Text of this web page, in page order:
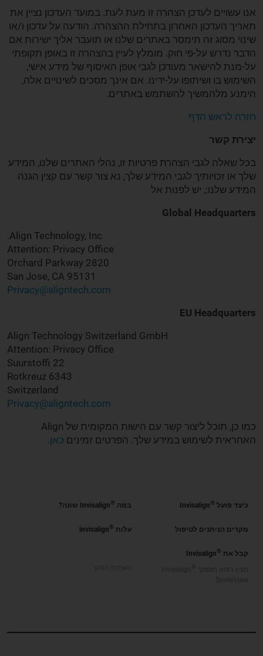
אנו עשויים לעדכן הצהרה זו מעת לעת. במועד העדכון נציין את
תאריך העדכון האחרון בתחילת ההצהרה. הודעה על עדכון ו/או
שינוי מסוג זה תימסר באתרים שלנו או תועבר אליך ישירות אם
הדבר נדרש על-פי חוק. מומלץ לעיין בהצהרה זו באופן תקופתי
על-מנת להישאר מעודכן לגבי אופן האיסוף של מידע אישי,
השימוש בו ושיתופו על-ידינו. אם אינך מסכים לשינויים אלה,
הימנע מלהמשיך להשתמש באתרים.
חזרה לראש הדף
יצירת קשר
בכל שאלה לגבי הצהרת פרטיות זו, נהלי האתרים שלנו, המידע
שלך או זכויותיך לגבי המידע שלך, נא צור קשר עם קצין הגנה
המידע שלנו:, יש לפנות אל
Global Headquarters
Align Technology, Inc.
Attention: Privacy Office
2820 Orchard Parkway
San Jose, CA 95131
Privacy@aligntech.com
EU Headquarters
Align Technology Switzerland GmbH
Attention: Privacy Office
Suurstoffi 22
6343 Rotkreuz
Switzerland
Privacy@aligntech.com
כמו כן, תוכל ליצור קשר עם הישות המקומית של Align
האחראית לשימוש במידע שלך. הפרטים זמינים כאן.
כיצד פועל ®
Invisalign במה ®Invisalign שונה?
מקרים הניתנים לטיפול עלות ®
invisalign
קבל את ®
Invisalign